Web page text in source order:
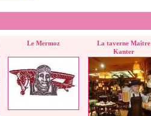
Le Mermoz
La taverne Maître
Kanter